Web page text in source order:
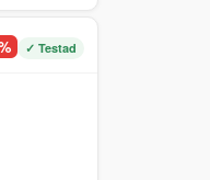
✓ Testad